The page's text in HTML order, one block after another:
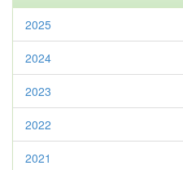
2025
2024
2023
2022
2021